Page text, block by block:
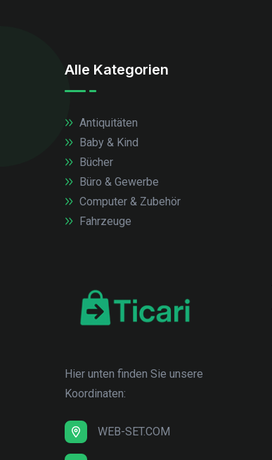
Alle Kategorien
Antiquitäten
Baby & Kind
Bücher
Büro & Gewerbe
Computer & Zubehör
Fahrzeuge
Hier unten finden Sie unsere
Koordinaten:
WEB-SET.COM